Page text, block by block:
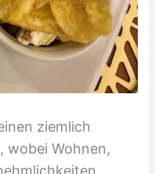
ziemlich
wobei Wohnen,